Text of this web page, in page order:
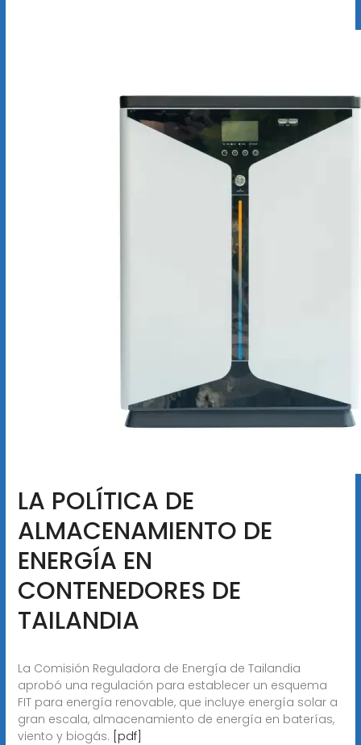
LA POLÍTICA DE
ALMACENAMIENTO DE
ENERGÍA EN
CONTENEDORES DE
TAILANDIA
La Comisión Reguladora de Energía de Tailandia
aprobó una regulación para establecer un esquema
FIT para energía renovable, que incluye energía solar a
gran escala, almacenamiento de energía en baterías,
viento y biogás. [pdf]